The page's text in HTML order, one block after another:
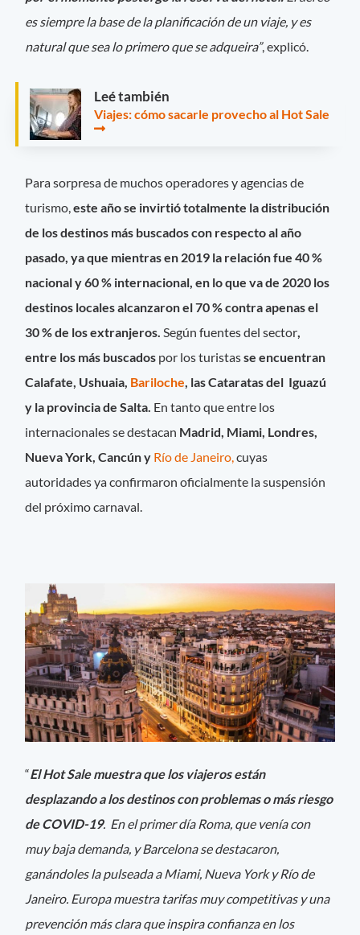
es siempre la base de la planificación de un viaje, y es
natural que sea lo primero que se adqueira”, explicó.
Leé también
Viajes: cómo sacarle provecho al Hot Sale
Para sorpresa de muchos operadores y agencias de
turismo,este añose invirtió totalmente la distribución
de los destinos más buscados con respecto al año
pasado,ya que mientras en 2019 la relación fue 40 %
nacional y 60 % internacional, en lo que va de 2020 los
destinos locales alcanzaron el 70 % contra apenas el
30 % de los extranjeros. Según fuentes del sector,
entre los más buscados por los turistasse encuentran
Calafate, Ushuaia, Bariloche, las Cataratas del Iguazú
y la provincia de Salta. En tanto que entre los
internacionales se destacan Madrid, Miami, Londres,
Nueva York, Cancún y Río de Janeiro,cuyas
autoridades ya confirmaron oficialmente la suspensión
del próximo carnaval.
“El Hot Sale muestra que los viajeros están
desplazando a los destinos con problemas o más riesgo
de COVID-19. En el primer día Roma, que venía con
muy baja demanda, y Barcelona se destacaron,
ganándoles la pulseada a Miami, Nueva York y Río de
Janeiro. Europa muestra tarifas muy competitivas y una
prevención más clara que inspira confianza en los